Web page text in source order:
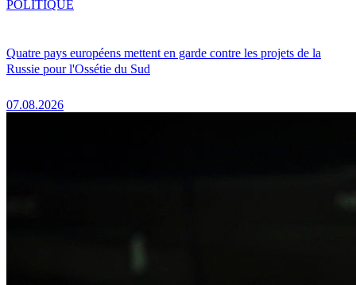
Quatre pays européens mettent en garde contre les projets de la
Russie pour l'Ossétie du Sud
07.08.2026
POLITIQUE